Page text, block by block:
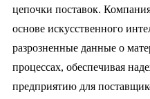
цепочки поставок.
основе искусственного
разрозненные данные о
процессах, обеспечивая
предприятию для